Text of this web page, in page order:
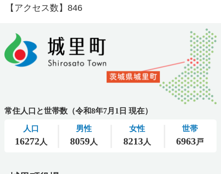
【アクセス数】846